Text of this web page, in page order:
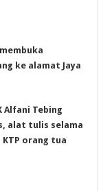
ke alamat Jaya
Alfani Tebing
alat tulis selama
orang tua